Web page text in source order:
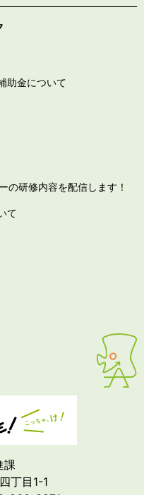
助金について
の研修内容を配信します！
て
課
丁目1-1